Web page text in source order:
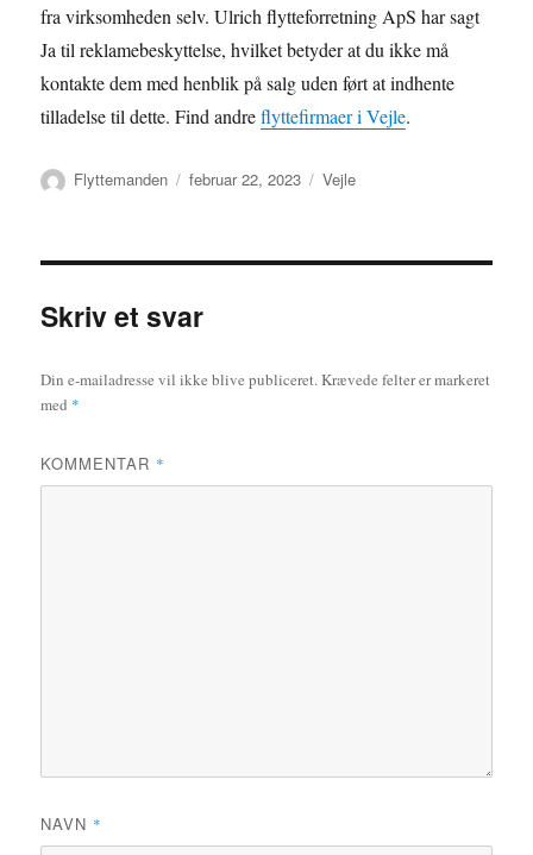
fra virksomheden selv. Ulrich flytteforretning ApS har sagt
Ja til reklamebeskyttelse, hvilket betyder at du ikke må
kontakte dem med henblik på salg uden ført at indhente
tilladelse til dette. Find andreflyttefirmaer i Vejle.
Forfatter
Flyttemanden Udgivet
februar 22, 2023 Kategorier
Vejle
Skriv et svar
Din e-mailadresse vil ikke blive publiceret. Krævede felter er markeret
med *
KOMMENTAR *
NAVN *